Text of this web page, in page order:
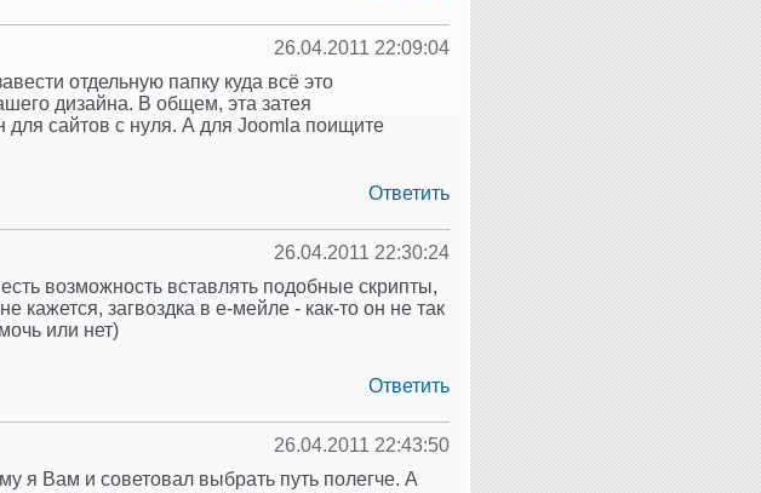
26.04.2011 22:09:04
отдельную папку куда всё это
дизайна. В общем, эта затея
сайтов с нуля. А для Joomla поищите
Ответить
26.04.2011 22:30:24
возможность вставлять подобные скрипты,
загвоздка в е-мейле - как-то он не так
или нет)
Ответить
26.04.2011 22:43:50
я Вам и советовал выбрать путь полегче. А